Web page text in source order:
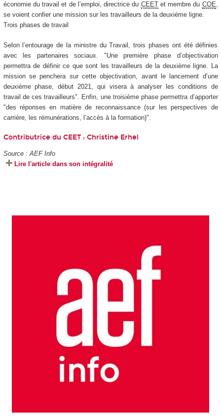
économie du travail et de l’emploi, directrice du CEETet membre du COE,
se voient confier une mission sur les travailleurs de la deuxième ligne.
Trois phases de travail
Selon l’entourage de la ministre du Travail, trois phases ont été définies
avec les partenaires sociaux. "Une première phase d’objectivation
permettra de définir ce que sont les travailleurs de la deuxième ligne. La
mission se penchera sur cette objectivation, avant le lancement d’une
deuxième phase, début 2021, qui visera à analyser les conditions de
travail de ces travailleurs". Enfin, une troisième phase permettra d’apporter
"des réponses en matière de reconnaissance (sur les perspectives de
carrière, les rémunérations, l’accès à la formation)".
Contributrice du CEET : Christine Erhel
Source : AEF Info
Lire l'article dans son intégralité